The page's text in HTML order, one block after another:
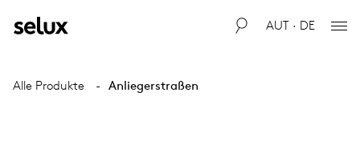
AUT · DE
Alle Produkte Anliegerstraßen